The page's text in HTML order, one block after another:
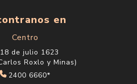
en
Centro
18 de julio 1623
Roxlo y Minas)
2400 6660*